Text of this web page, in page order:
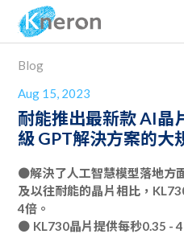
Blog
Aug 15, 2023
耐能推出最新款 AI晶
級 GPT解決方案的大
●解決了人工智慧模型落地方
及以往耐能的晶片相比，
4倍。
● KL730晶片提供每秒0.35 -